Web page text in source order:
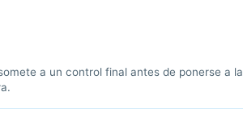
a un control final antes de ponerse a la